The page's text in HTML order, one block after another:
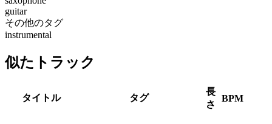
guitar
その他のタグ
instrumental
似たトラック
タイトル タグ
長
さ
BPM